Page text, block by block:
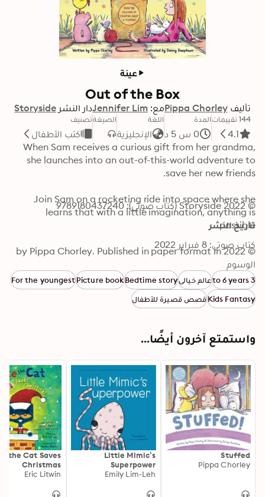
عينة
Out of the Box
تأليف Pippa Chorleyمع: Jennifer Limدار النشر Storyside
144 تقييمات
4.1
المدة
0 س 5 د
اللغة
الإنجليزية
الصيغةتصنيف
كتب الأطفال
she launches into an out-of-this-world adventure to
possible.
recorded by Storyside 2022.
© 2022 Storyside (كتاب صوتي): 9789180437240
تاريخ النشر
كتاب صوتي: 8 فبراير 2022
الوسوم
3 to 6 years عالم خياليBedtime story
Picture book
For the youngest
Kids Fantasyقصص قصيرة للأطفال
واستمتع آخرون أيضًا...
Stuffed
Pippa Chorley
Little Mimic’s
Superpower
Emily Lim-Leh
the Cat Saves
Christmas
Eric Litwin